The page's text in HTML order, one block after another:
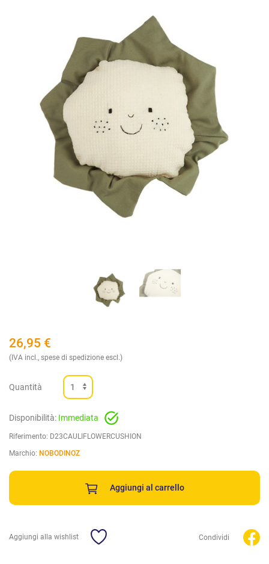
26,95 €
(IVA incl., spese di spedizione escl.)
Quantità
Disponibilità: Immediata
Riferimento: D23CAULIFLOWERCUSHION
Marchio: NOBODINOZ
Aggiungi al carrello
Aggiungi alla wishlist Condividi